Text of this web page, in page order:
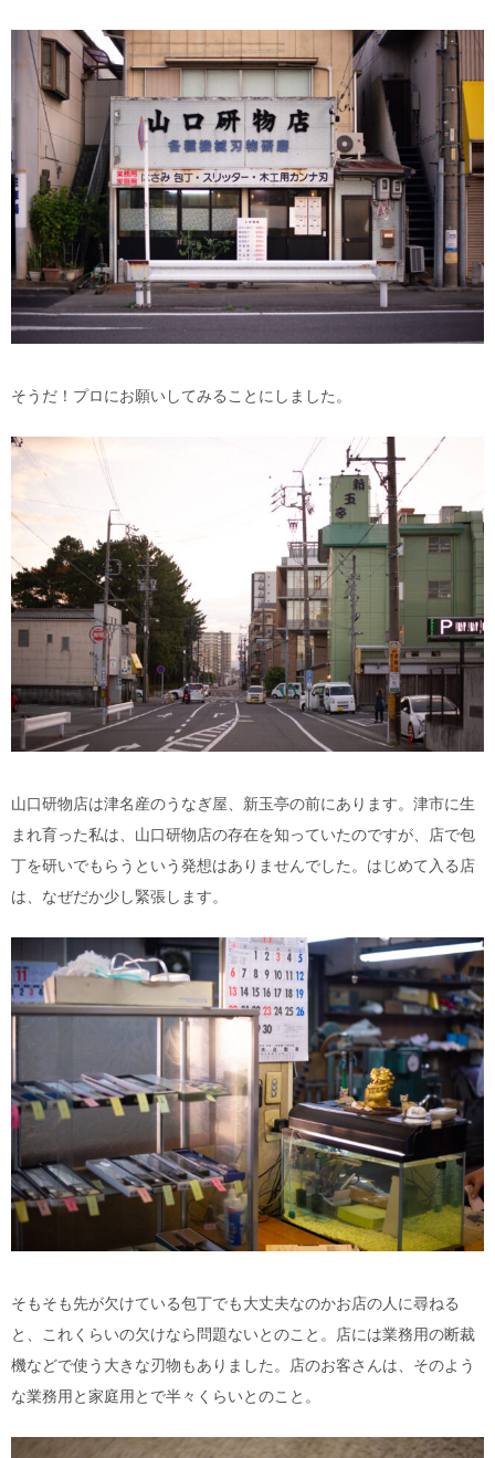
そうだ！プロにお願いしてみることにしました。
山口研物店は津名産のうなぎ屋、新玉亭の前にあります。津市に生
まれ育った私は、山口研物店の存在を知っていたのですが、店で包
丁を研いでもらうという発想はありませんでした。はじめて入る店
は、なぜだか少し緊張します。
そもそも先が欠けている包丁でも大丈夫なのかお店の人に尋ねる
と、これくらいの欠けなら問題ないとのこと。店には業務用の断裁
機などで使う大きな刃物もありました。店のお客さんは、そのよう
な業務用と家庭用とで半々くらいとのこと。